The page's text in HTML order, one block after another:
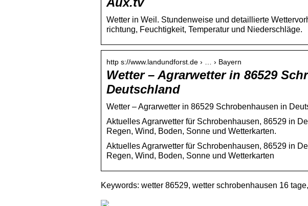
Wetter in Weil. Stundenweise und detaillierte
richtung, Feuchtigkeit, Temperatur und Niederschläge.
http s://www.landundforst.de › … › Bayern
Wetter – Agrarwetter in 86529
Deutschland
Wetter – Agrarwetter in 86529 Schrobenhausen in
Aktuelles Agrarwetter für Schrobenhausen, 86529 in
Regen, Wind, Boden, Sonne und Wetterkarten.
Aktuelles Agrarwetter für Schrobenhausen, 86529 in
Regen, Wind, Boden, Sonne und Wetterkarten
Keywords: wetter 86529, wetter schrobenhausen 16